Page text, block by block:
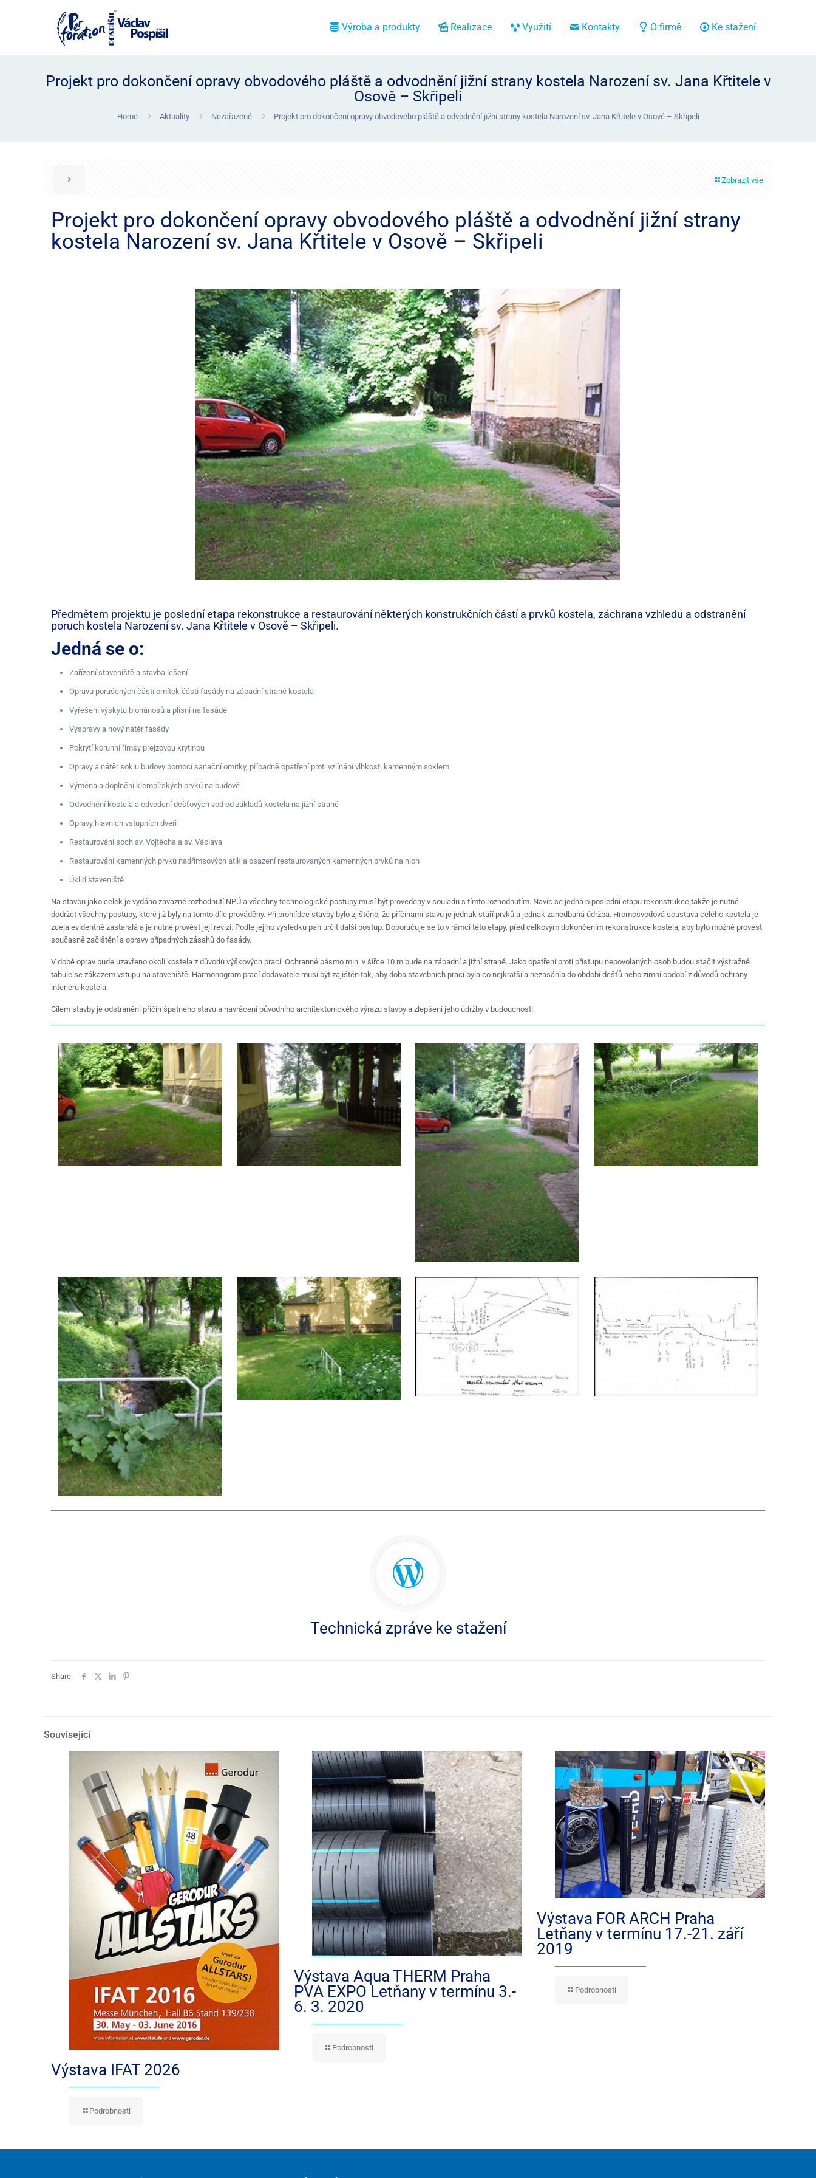
Výroba a produkty Realizace Využití Kontakty O firmě Ke stažení
Projekt pro dokončení opravy obvodového pláště a odvodnění jižní strany kostela Narození sv. Jana Křtitele v
Osově – Skřipeli
Home Aktuality Nezařazené Projekt pro dokončení opravy obvodového pláště a odvodnění jižní strany kostela Narození sv. Jana Křtitele v Osově – Skřipeli
Zobrazit vše
Projekt pro dokončení opravy obvodového pláště a odvodnění jižní strany
kostela Narození sv. Jana Křtitele v Osově – Skřipeli
Předmětem projektu je poslední etapa rekonstrukce a restaurování některých konstrukčních částí a prvků kostela, záchrana vzhledu a odstranění
poruch kostela Narození sv. Jana Křtitele v Osově – Skřipeli.
Jedná se o:
Zařízení staveniště a stavba lešení
Opravu porušených částí omítek části fasády na západní straně kostela
Vyřešení výskytu bionánosů a plísní na fasádě
Výspravy a nový nátěr fasády
Pokrytí korunní římsy prejzovou krytinou
Opravy a nátěr soklu budovy pomocí sanační omítky, případně opatření proti vzlínání vlhkosti kamenným soklem
Výměna a doplnění klempířských prvků na budově
Odvodnění kostela a odvedení dešťových vod od základů kostela na jižní straně
Opravy hlavních vstupních dveří
Restaurování soch sv. Vojtěcha a sv. Václava
Restaurování kamenných prvků nadřímsových atik a osazení restaurovaných kamenných prvků na nich
Úklid staveniště
Na stavbu jako celek je vydáno závazné rozhodnutí NPÚ a všechny technologické postupy musí být provedeny v souladu s tímto rozhodnutím. Navíc se jedná o poslední etapu rekonstrukce,takže je nutné
dodržet všechny postupy, které již byly na tomto díle prováděny. Při prohlídce stavby bylo zjištěno, že příčinami stavu je jednak stáří prvků a jednak zanedbaná údržba. Hromosvodová soustava celého kostela je
zcela evidentně zastaralá a je nutné provést její revizi. Podle jejího výsledku pan určit další postup. Doporučuje se to v rámci této etapy, před celkovým dokončením rekonstrukce kostela, aby bylo možné provést
současně začištění a opravy případných zásahů do fasády.
V době oprav bude uzavřeno okolí kostela z důvodů výškových prací. Ochranné pásmo min. v šířce 10 m bude na západní a jižní straně. Jako opatření proti přístupu nepovolaných osob budou stačit výstražné
tabule se zákazem vstupu na staveniště. Harmonogram prací dodavatele musí být zajištěn tak, aby doba stavebních prací byla co nejkratší a nezasáhla do období dešťů nebo zimní období z důvodů ochrany
interiéru kostela.
Cílem stavby je odstranění příčin špatného stavu a navrácení původního architektonického výrazu stavby a zlepšení jeho údržby v budoucnosti.
Technická zpráve ke stažení
Share
Související
Výstava IFAT 2026
Podrobnosti
Výstava Aqua THERM Praha
PVA EXPO Letňany v termínu 3.-
6. 3. 2020
Podrobnosti
Výstava FOR ARCH Praha
Letňany v termínu 17.-21. září
2019
Podrobnosti